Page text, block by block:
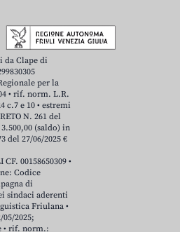
da Clape di
per la
• rif. norm. L.R.
c.7 e 10 • estremi
N. 261 del
(saldo) in
del 27/06/2025 €
00158650309 •
Codice
di
sindaci aderenti
Friulana •
2025;
• rif. norm.: